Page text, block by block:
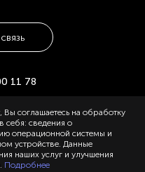
11 78
Использование
с разрешения
на сайт.
соглашаетесь на обработку
себя: сведения о
операционной системы и
устройстве. Данные
наших услуг и улучшения
Подробнее